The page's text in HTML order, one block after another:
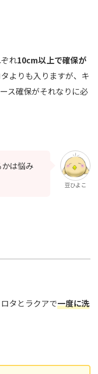
れ10cm以上で確保が
よりも入りますが、キ
ス確保がそれなりに必
は悩み
豆ひよこ
タとラクアで一度に洗